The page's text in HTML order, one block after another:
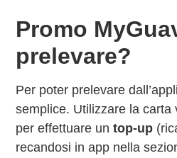
Promo
prelevare?
Per poter prelevare
semplice. Utilizzare la carta
per effettuare untop-up
recandosi in app nella